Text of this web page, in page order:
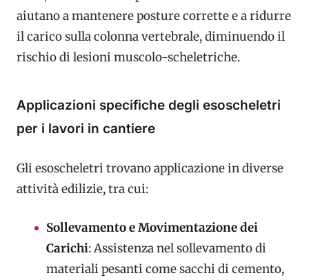
aiutano a mantenere posture corrette e a ridurre
il carico sulla colonna vertebrale, diminuendo il
rischio di lesioni muscolo-scheletriche.
Applicazioni specifiche degli esoscheletri
per i lavori in cantiere
Gli esoscheletri trovano applicazione in diverse
attività edilizie, tra cui:
Sollevamento e Movimentazione dei
Carichi: Assistenza nel sollevamento di
materiali pesanti come sacchi di cemento,